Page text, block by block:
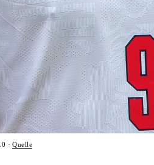
·Quelle